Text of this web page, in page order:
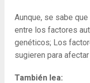
Aunque, se sabe
entre los factores
genéticos; Los
sugieren para
También lea: